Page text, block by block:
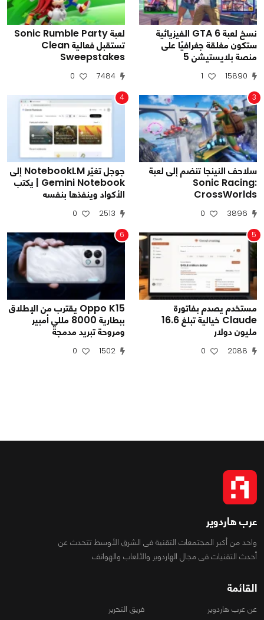
نسخ لعبة GTA 6 الفيزيائية
ستكون مغلقة جغرافيًا على
منصة بلايستيشن 5
15890
1
لعبة Sonic Rumble Party
تستقبل فعالية Clean
Sweepstakes
7484
0
3
سلاحف النينجا تنضم إلى لعبة
Sonic Racing:
CrossWorlds
3896
0
4
جوجل تغيّر NotebookLM إلى
Gemini Notebook | يكتب
الأكواد وينفذها بنفسه
2513
0
5
مستخدم يصدم بفاتورة
Claude خيالية تبلغ 16.6
مليون دولار
2088
0
6
Oppo K15 يقترب من الإطلاق
ببطارية 8000 مللي أمبير
ومروحة تبريد مدمجة
1502
0
عرب هاردوير
واحد من أكبر المجتمعات التقنية فى الشرق الأوسط تتحدث عن
أحدث التقنيات فى مجال الهاردوير والألعاب والهواتف
القائمة
عن عرب هاردوير فريق التحرير